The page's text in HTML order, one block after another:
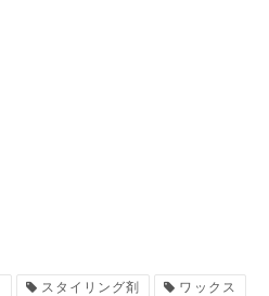
スタイリング剤 ワックス